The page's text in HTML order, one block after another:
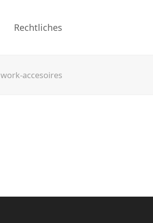
Rechtliches
work-accesoires